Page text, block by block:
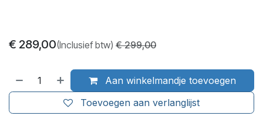
€ 289,00(Inclusief btw) €299,00
Aan winkelmandje toevoegen
Toevoegen aan verlanglijst